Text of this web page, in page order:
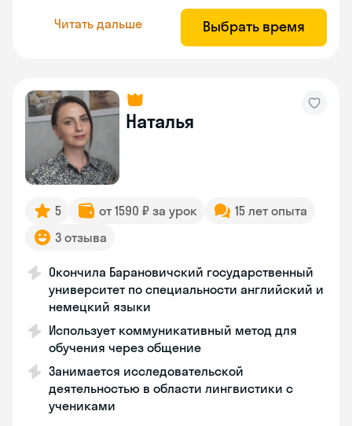
Читать дальше Выбрать время
Наталья
5 от 1590 ₽ за урок
15 лет опыта
3 отзыва
Окончила Барановичский государственный
университет по специальности английский и
немецкий языки
Использует коммуникативный метод для
обучения через общение
Занимается исследовательской
деятельностью в области лингвистики с
учениками